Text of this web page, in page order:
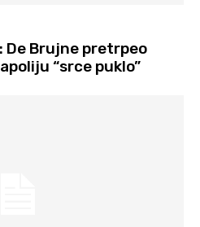
De Brujne pretrpeo
“srce puklo”